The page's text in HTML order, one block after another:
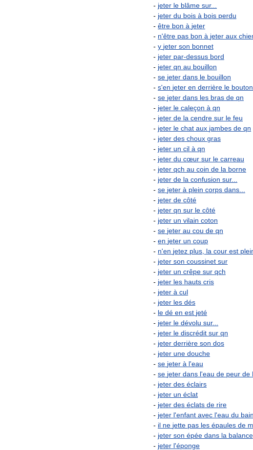
- jeter le blâme sur...
- jeter du bois à bois perdu
- être bon à jeter
- n'être pas bon à jeter aux
- y jeter son bonnet
- jeter par-dessus bord
- jeter qn au bouillon
- se jeter dans le bouillon
- s'en jeter en derrière le bouton
- se jeter dans les bras de qn
- jeter le caleçon à qn
- jeter de la cendre sur le feu
- jeter le chat aux jambes de qn
- jeter des choux gras
- jeter un cil à qn
- jeter du cœur sur le carreau
- jeter qch au coin de la borne
- jeter de la confusion sur...
- se jeter à plein corps dans
- jeter de côté
- jeter qn sur le côté
- jeter un vilain coton
- se jeter au cou de qn
- en jeter un coup
- n'en jetez plus la cour est
- jeter son coussinet sur
- jeter un crêpe sur qch
- jeter les hauts cris
- jeter à cul
- jeter les dés
- le dé en est jeté
- jeter le dévolu sur...
- jeter le discrédit sur qn
- jeter derrière son dos
- jeter une douche
- se jeter à l'eau
- se jeter dans l'eau de peur de
- jeter des éclairs
- jeter un éclat
- jeter des éclats de rire
- jeter l'enfant avec l'eau du bain
- il ne jette pas les épaules de
- jeter son épée dans la balance
- jeter l'éponge